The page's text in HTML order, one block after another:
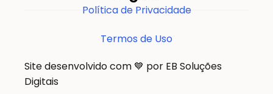
Política de Privacidade
Termos de Uso
Site desenvolvido com 💙 por EB Soluções
Digitais